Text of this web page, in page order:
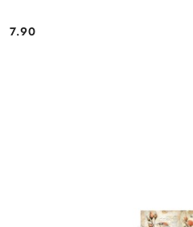
Cena:
7.90